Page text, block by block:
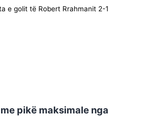
e golit të Robert Rrahmanit 2-1
pikë maksimale nga